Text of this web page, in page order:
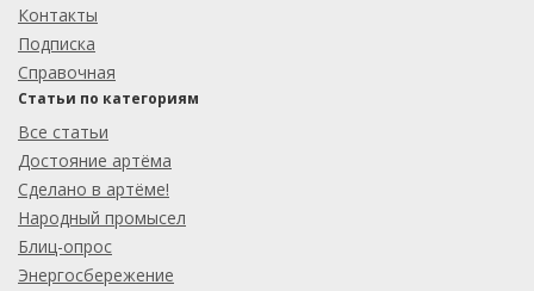
Контакты
Подписка
Справочная
Статьи по категориям
Все статьи
Достояние артёма
Сделано в артёме!
Народный промысел
Блиц-опрос
Энергосбережение